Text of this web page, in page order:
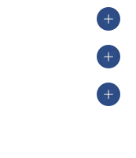
長野県
させる方法